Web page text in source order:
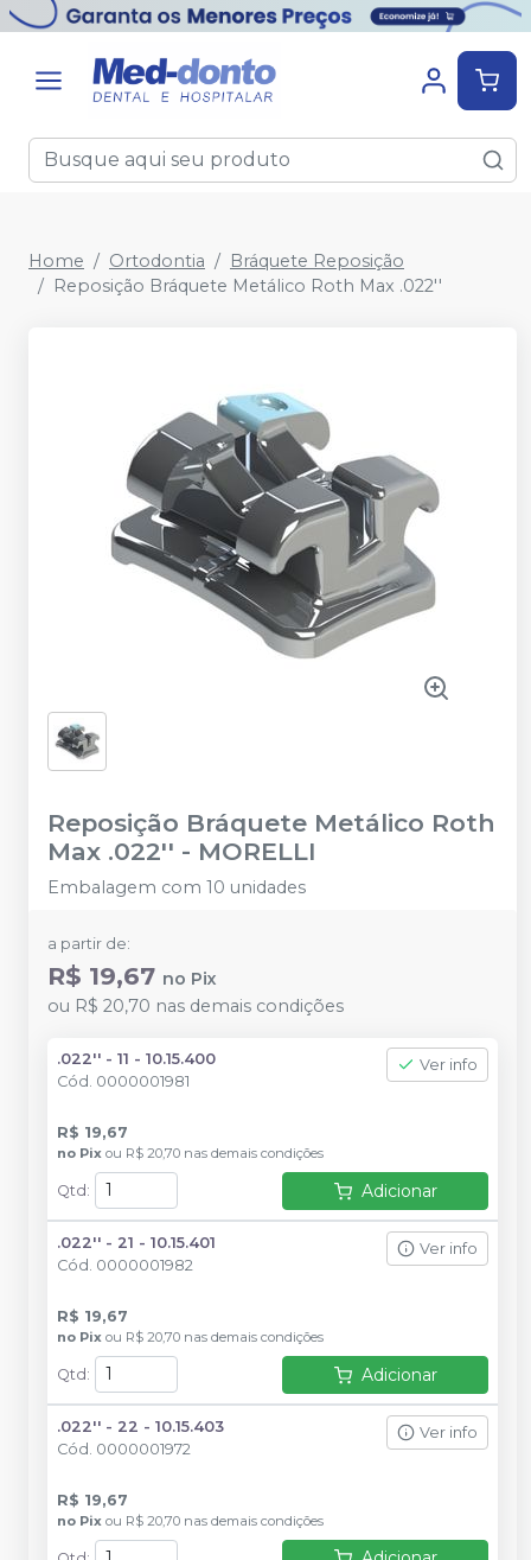
Home Ortodontia
Bráquete Reposição
Reposição Bráquete Metálico Roth Max .022''
Reposição Bráquete Metálico Roth
Max .022'' - MORELLI
Embalagem com 10 unidades
a partir de:
R$ 19,67 no Pix
ou R$ 20,70 nas demais condições
.022'' - 11 - 10.15.400
Cód. 0000001981
Ver info
R$ 19,67
no Pix ou R$ 20,70 nas demais condições
Qtd : Adicionar
.022'' - 21 - 10.15.401
Cód. 0000001982
Ver info
R$ 19,67
no Pix ou R$ 20,70 nas demais condições
Qtd : Adicionar
.022'' - 22 - 10.15.403
Cód. 0000001972
Ver info
R$ 19,67
no Pix ou R$ 20,70 nas demais condições